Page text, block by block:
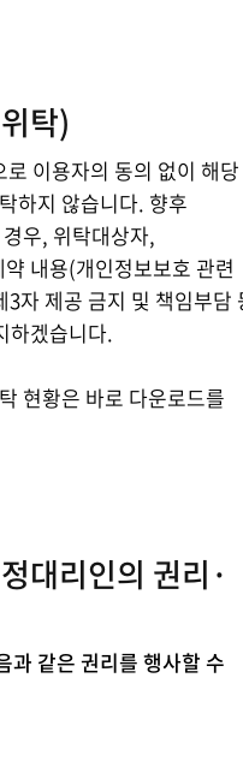
탁)
이용자의 동의 없이 해당
하지 않습니다. 향후
우, 위탁대상자,
내용(개인정보보호 관련
자 제공 금지 및 책임부담
하겠습니다.
현황은 바로 다운로드를
대리인의 권리·
과 같은 권리를 행사할 수